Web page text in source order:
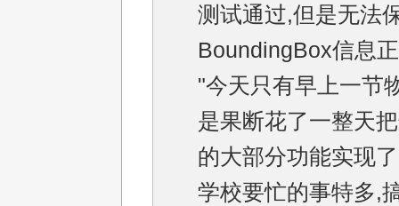
测试通过,但是无法
BoundingBox信息
"今天只有早上一节
是果断花了一整天
的大部分功能实现
学校要忙的事特多,